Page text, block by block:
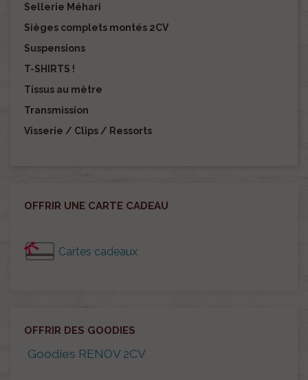
Sellerie Méhari
Sièges complets montés 2CV
Suspensions
T-SHIRTS !
Tissus au mètre
Transmission
Visserie / Clips / Ressorts
OFFRIR UNE CARTE CADEAU
Cartes cadeaux
OFFRIR DES GOODIES
Goodies RENOV 2CV